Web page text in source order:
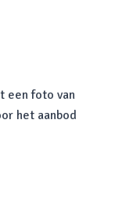
een foto van
het aanbod